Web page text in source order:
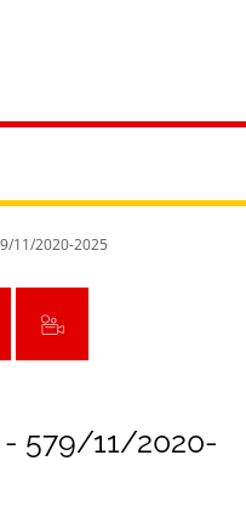
11/2020-2025
579/11/2020-